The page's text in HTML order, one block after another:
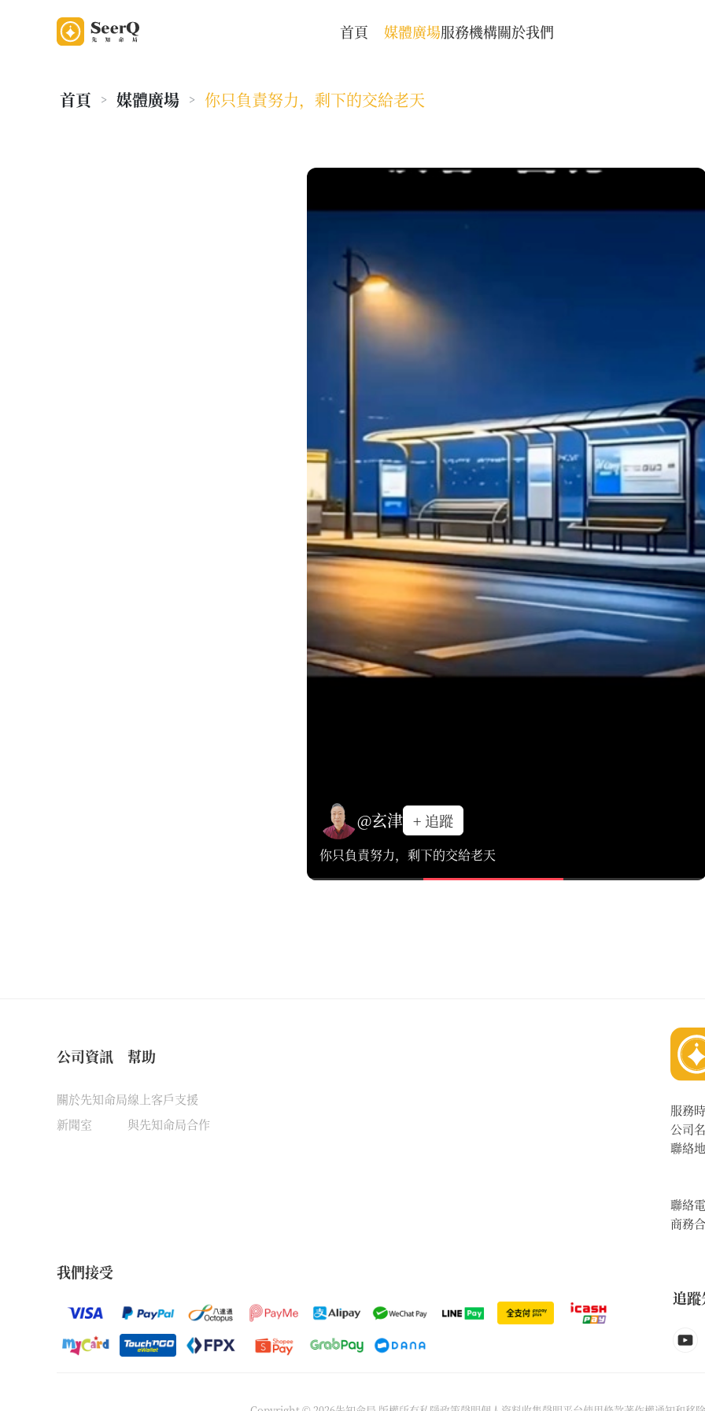
首頁 媒體廣場服務機構關於我們
首頁 > 媒體廣場 > 你只負責努力，剩下的交給老天
@玄津 + 追蹤
你只負責努力，剩下的交給老天
公司資訊
關於先知命局
新聞室
幫助
線上客戶支援
與先知命局合作
服務
公司
聯絡
聯絡
商務
我們接受
追